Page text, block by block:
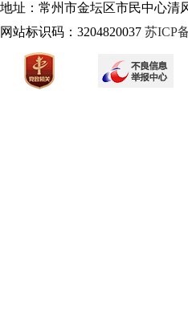
地址：常州市金坛区市民中心清
网站标识码：3204820037 苏ICP